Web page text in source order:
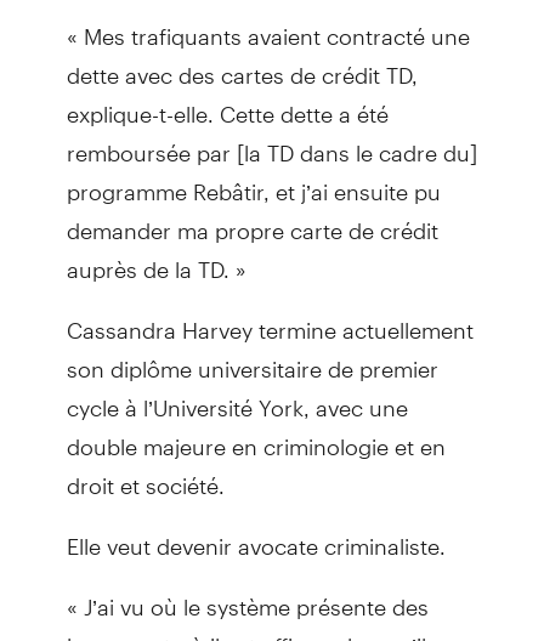
« Mes trafiquants avaient contracté une
dette avec des cartes de crédit TD,
explique-t-elle. Cette dette a été
remboursée par [la TD dans le cadre du]
programme Rebâtir, et j’ai ensuite pu
demander ma propre carte de crédit
auprès de la TD. »
Cassandra Harvey termine actuellement
son diplôme universitaire de premier
cycle à l’Université York, avec une
double majeure en criminologie et en
droit et société.
Elle veut devenir avocate criminaliste.
« J’ai vu où le système présente des